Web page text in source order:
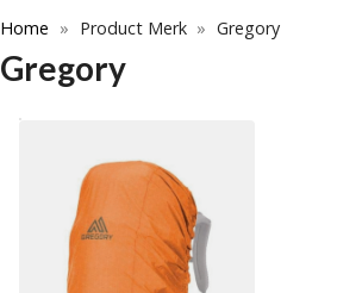
Home » Product Merk » Gregory
Gregory